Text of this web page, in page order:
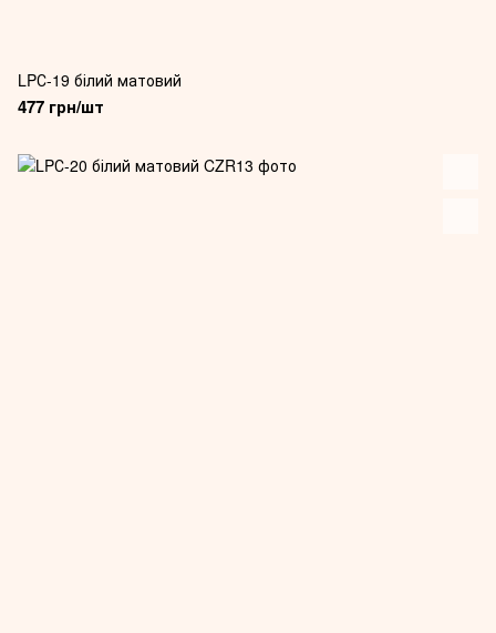
LPС-19 білий матовий
477 грн/шт